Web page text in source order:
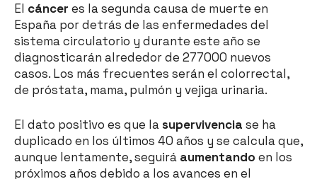
El cáncer es la segunda causa de muerte en
España por detrás de las enfermedades del
sistema circulatorio y durante este año se
diagnosticarán alrededor de 277000 nuevos
casos. Los más frecuentes serán el colorrectal,
de próstata, mama, pulmón y vejiga urinaria.
El dato positivo es que lasupervivencia se ha
duplicado en los últimos 40 años y se calcula que,
aunque lentamente, seguirá aumentando en los
próximos años debido a los avances en el